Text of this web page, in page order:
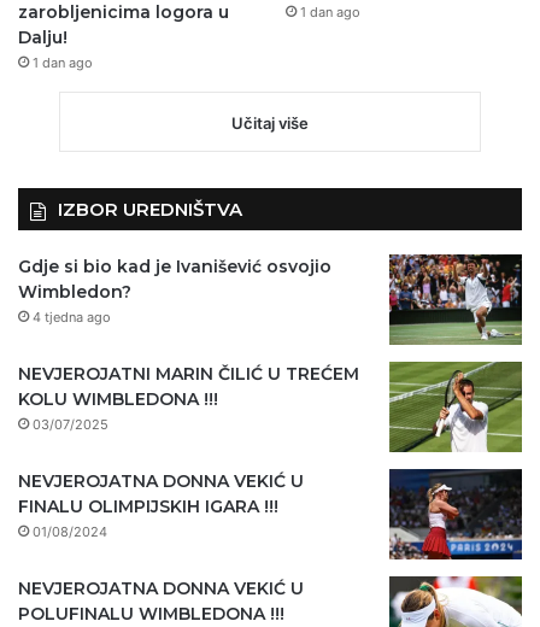
zarobljenicima logora u
Dalju!
1 dan ago
1 dan ago
Učitaj više
IZBOR UREDNIŠTVA
Gdje si bio kad je Ivanišević osvojio
Wimbledon?
4 tjedna ago
NEVJEROJATNI MARIN ČILIĆ U TREĆEM
KOLU WIMBLEDONA !!!
03/07/2025
NEVJEROJATNA DONNA VEKIĆ U
FINALU OLIMPIJSKIH IGARA !!!
01/08/2024
NEVJEROJATNA DONNA VEKIĆ U
POLUFINALU WIMBLEDONA !!!